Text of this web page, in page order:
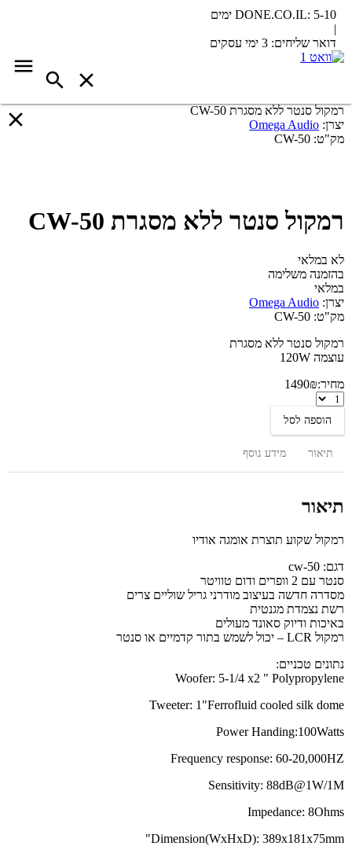
DONE.CO.IL: 5-10 ימים
|
דואר שליחים: 3 ימי עסקים
רמקול סנטר ללא מסגרת CW-50
יצרן: Omega Audio
מק"ט: CW-50
רמקול סנטר ללא מסגרת CW-50
לא במלאי
בהזמנה משלימה
במלאי
יצרן: Omega Audio
מק"ט: CW-50
רמקול סנטר ללא מסגרת
עוצמה 120W
מחיר:
1490₪
רמקול
ללא
מסגרת
CW-
הוספה לסל
תיאור מידע נוסף
תיאור
רמקול שקוע תוצרת אומגה אודיו
דגם: cw-50
סנטר עם 2 וופרים ודום טוויטר
מסדרה חדשה בעיצוב מודרני גריל שוליים צרים
רשת נצמדת מגנטית
באיכות ודיוק סאונד מעולים
רמקול LCR – יכול לשמש בתור קדמיים או סנטר
נתונים טכניים:
Woofer: 5-1/4 x2 " Polypropylene
Tweeter: 1"Ferrofluid cooled silk dome
Power Handing:100Watts
Frequency response: 60-20,000HZ
Sensitivity: 88dB@1W/1M
Impedance: 8Ohms
Dimension(WxHxD): 389x181x75mm"